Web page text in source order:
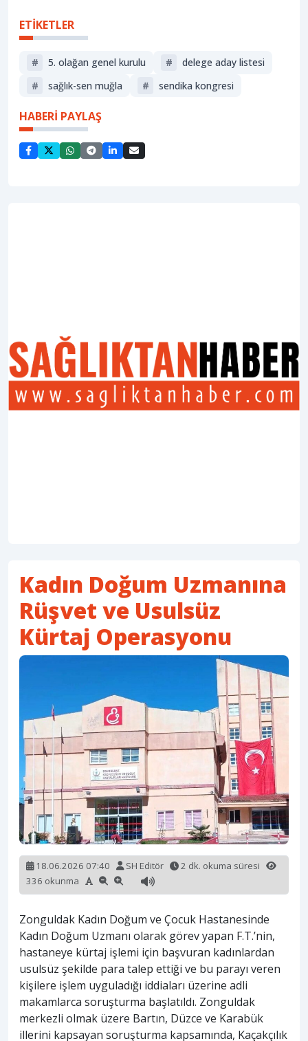
ETİKETLER
# 5. olağan genel kurulu #
delege aday listesi
#
sağlık-sen muğla # sendika kongresi
HABERİ PAYLAŞ
Kadın Doğum Uzmanına
Rüşvet ve Usulsüz
Kürtaj Operasyonu
18.06.2026 07:40 SH Editör
2 dk. okuma süresi
336 okunma
Zonguldak Kadın Doğum ve Çocuk Hastanesinde
Kadın Doğum Uzmanı olarak görev yapan F.T.’nin,
hastaneye kürtaj işlemi için başvuran kadınlardan
usulsüz şekilde para talep ettiği ve bu parayı veren
kişilere işlem uyguladığı iddiaları üzerine adli
makamlarca soruşturma başlatıldı. Zonguldak
merkezli olmak üzere Bartın, Düzce ve Karabük
illerini kapsayan soruşturma kapsamında, Kaçakçılık